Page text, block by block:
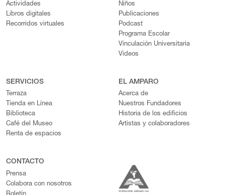
Actividades
Libros digitales
Recorridos virtuales
Niños
Publicaciones
Podcast
Programa Escolar
Vinculación Universitaria
Videos
SERVICIOS
Terraza
Tienda en Línea
Biblioteca
Café del Museo
Renta de espacios
EL AMPARO
Acerca de
Nuestros Fundadores
Historia de los edificios
Artistas y colaboradores
CONTACTO
Prensa
Colabora con nosotros